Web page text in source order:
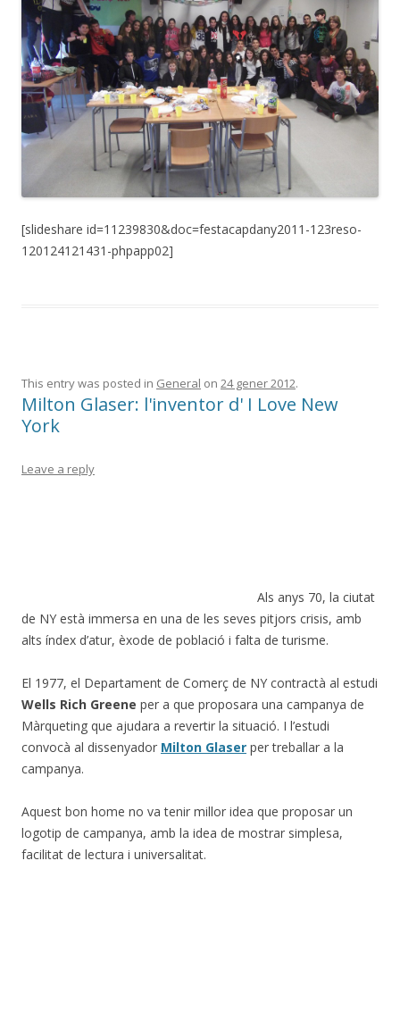
[slideshare id=11239830&doc=festacapdany2011-123reso-
120124121431-phpapp02]
This entry was posted in General on 24 gener 2012.
Milton Glaser: l'inventor d' I Love New
York
Leave a reply
Als anys 70, la ciutat
de NY està immersa en una de les seves pitjors crisis, amb
alts índex d’atur, èxode de població i falta de turisme.
El 1977, el Departament de Comerç de NY contractà al estudi
Wells Rich Greene per a que proposara una campanya de
Màrqueting que ajudara a revertir la situació. I l’estudi
convocà al dissenyador Milton Glaser per treballar a la
campanya.
Aquest bon home no va tenir millor idea que proposar un
logotip de campanya, amb la idea de mostrar simplesa,
facilitat de lectura i universalitat.